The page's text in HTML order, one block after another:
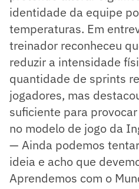
identidade da equipe
temperaturas. Em
treinador reconheceu
reduzir a intensidade
quantidade de sprints
jogadores, mas
suficiente para
no modelo de jogo da
— Ainda podemos
ideia e acho que
Aprendemos com o